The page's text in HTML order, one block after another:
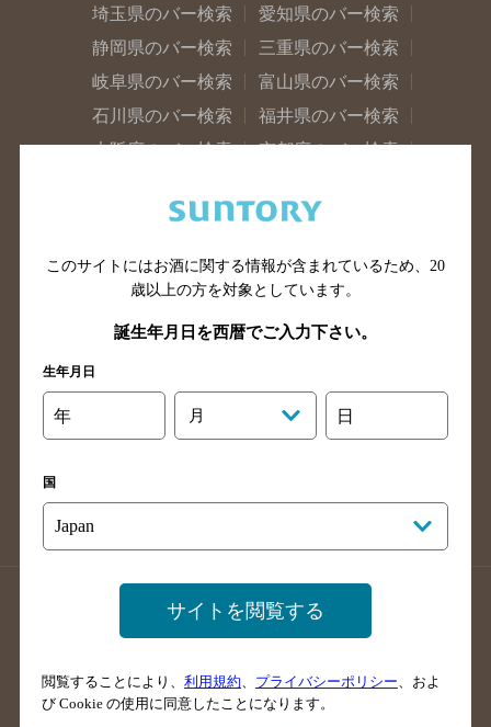
埼玉県のバー検索
愛知県のバー検索
静岡県のバー検索
三重県のバー検索
岐阜県のバー検索
富山県のバー検索
石川県のバー検索
福井県のバー検索
大阪府のバー検索
京都府のバー検索
滋賀県のバー検索
和歌山県のバー検索
山口県のバー検索
鳥取県のバー検索
島根県のバー検索
徳島県のバー検索
高知県のバー検索
福岡県のバー検索
長崎県のバー検索
佐賀県のバー検索
店舗登録方法のご案内
店舗情報更新方法のご案内
掲載店舗様ログイン
このサイトにはお酒に関する情報が含まれているため、 20
歳以上の方を対象としています。
誕生年月日を西暦でご入力下さい。
生年月日
年 月 日
国
サイトを閲覧する
閲覧することにより、 利用規約 プライバシーポリシー 、およ
び Cookie の使用に同意したことになります。